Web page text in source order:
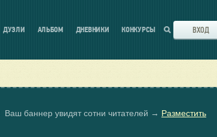
ДУЭЛИ АЛЬБОМ ДНЕВНИКИ КОНКУРСЫ ВХОД
Ваш баннер увидят сотни читателей → Разместить